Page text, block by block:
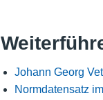
Johann Georg
Normdatensatz